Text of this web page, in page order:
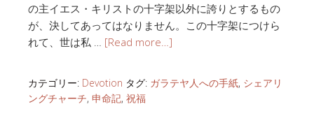
の主イエス・キリストの十字架以外に誇りとするもの
が、決してあってはなりません。この十字架につけら
れて、世は私 … [Read more…]
カテゴリー: Devotion タグ: ガラテヤ人への手紙, シェアリ
ングチャーチ, 申命記, 祝福